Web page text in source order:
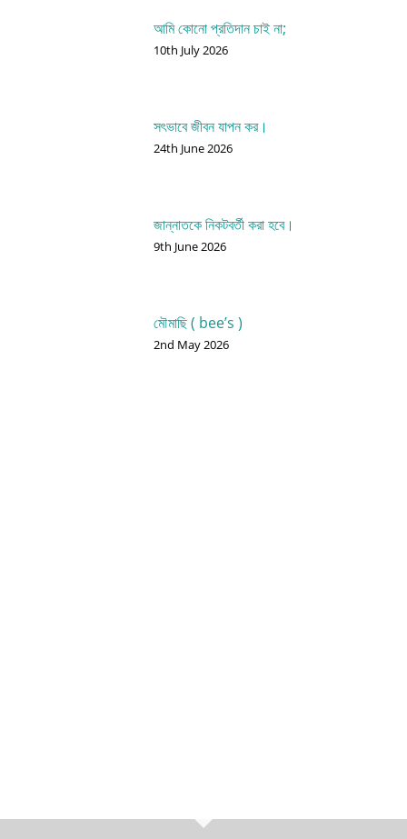
আমি কোনো প্রতিদান চাই না;
10th July 2026
সৎভাবে জীবন যাপন কর।
24th June 2026
জান্নাতকে নিকটবর্তী করা হবে।
9th June 2026
মৌমাছি ( bee’s )
2nd May 2026